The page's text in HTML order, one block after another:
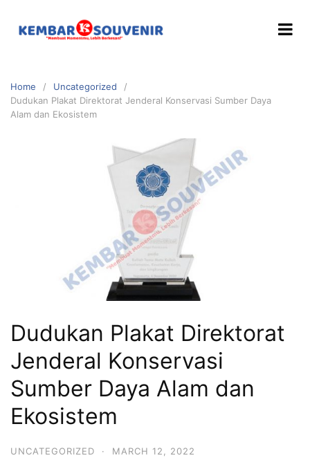
Home
Uncategorized
Dudukan Plakat Direktorat Jenderal Konservasi Sumber Daya
Alam dan Ekosistem
Dudukan Plakat Direktorat
Jenderal Konservasi
Sumber Daya Alam dan
Ekosistem
UNCATEGORIZED · MARCH 12, 2022